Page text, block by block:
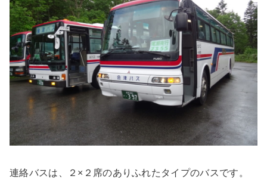
連絡バスは、２×２席のありふれたタイプのバスです。